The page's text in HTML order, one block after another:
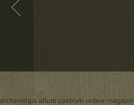
archeológia altum castrum online